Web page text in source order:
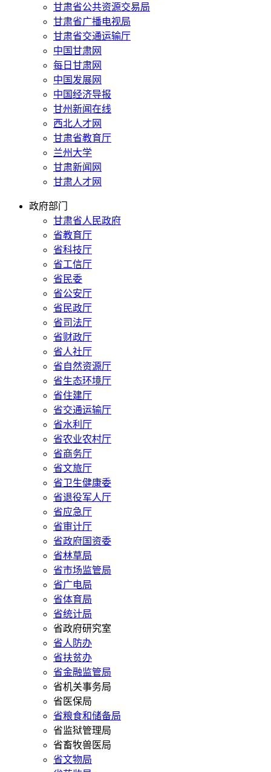
甘肃省公共资源交易局
甘肃省广播电视局
甘肃省交通运输厅
中国甘肃网
每日甘肃网
中国发展网
中国经济导报
甘州新闻在线
西北人才网
甘肃省教育厅
兰州大学
甘肃新闻网
甘肃人才网
政府部门
甘肃省人民政府
省教育厅
省科技厅
省工信厅
省民委
省公安厅
省民政厅
省司法厅
省财政厅
省人社厅
省自然资源厅
省生态环境厅
省住建厅
省交通运输厅
省水利厅
省农业农村厅
省商务厅
省文旅厅
省卫生健康委
省退役军人厅
省应急厅
省审计厅
省政府国资委
省林草局
省市场监管局
省广电局
省体育局
省统计局
省政府研究室
省人防办
省扶贫办
省金融监管局
省机关事务局
省医保局
省粮食和储备局
省监狱管理局
省畜牧兽医局
省文物局